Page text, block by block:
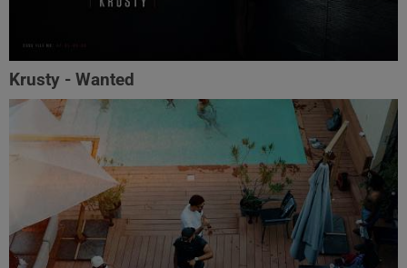
Krusty - Wanted